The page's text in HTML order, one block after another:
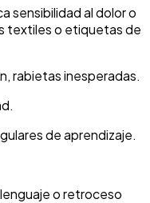
sensibilidad al dolor o
textiles o etiquetas de
rabietas inesperadas.
de aprendizaje.
o retroceso